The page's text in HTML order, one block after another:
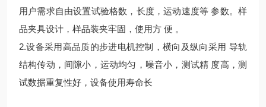
用户需求自由设置试验格数，长度，运动速度等 参数。样
品夹具设计，样品装夹牢固，使用方 便 。
2.设备采用高品质的步进电机控制，横向及纵向采用 导轨
结构传动，间隙小，运动均匀，噪音小，测试精 度高，测
试数据重复性好，设备使用寿命长